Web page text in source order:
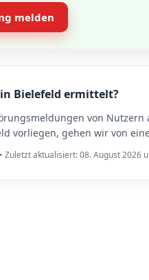
melden
Bielefeld ermittelt?
von
vorliegen, gehen wir von
aktualisiert: 08. August 2026